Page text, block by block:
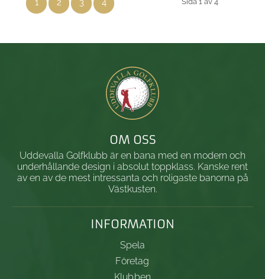
1 2 3 4
OM OSS
Uddevalla Golfklubb är en bana med en modern och
underhållande design i absolut toppklass. Kanske rent
av en av de mest intressanta och roligaste banorna på
Västkusten.
INFORMATION
Spela
Företag